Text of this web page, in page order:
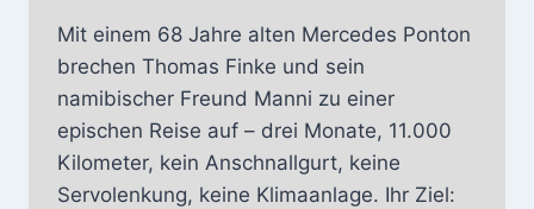
Mit einem 68 Jahre alten Mercedes Ponton
brechen Thomas Finke und sein
namibischer Freund Manni zu einer
epischen Reise auf – drei Monate, 11.000
Kilometer, kein Anschnallgurt, keine
Servolenkung, keine Klimaanlage. Ihr Ziel: